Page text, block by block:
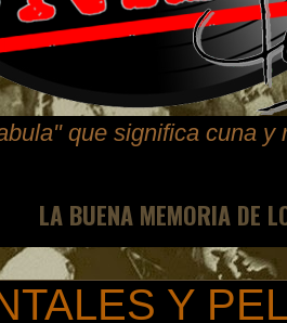
que significa cuna y
LA BUENA MEMORIA DE
Y